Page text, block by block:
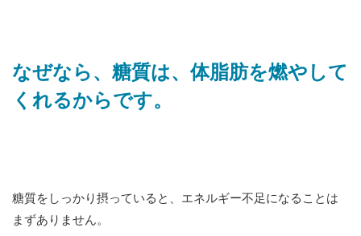
なぜなら、糖質は、体脂肪を燃やして
くれるからです。
糖質をしっかり摂っていると、エネルギー不足になることは
まずありません。